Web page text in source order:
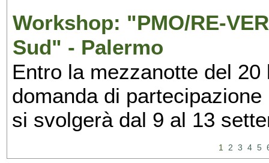
Workshop: "PMO/RE-
Sud" - Palermo
Entro la mezzanotte del
domanda di
si svolgerà dal 9 al 13
1 2 3 4 5